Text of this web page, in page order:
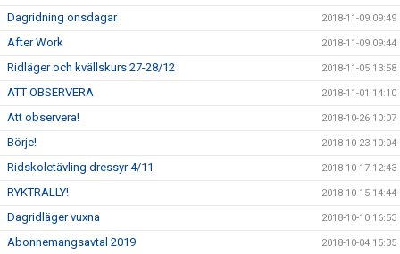
Dagridning onsdagar 2018-11-09 09:49
After Work 2018-11-09 09:44
Ridläger och kvällskurs 27-28/12 2018-11-05 13:58
ATT OBSERVERA 2018-11-01 14:10
Att observera! 2018-10-26 10:07
Börje! 2018-10-23 10:04
Ridskoletävling dressyr 4/11 2018-10-17 12:43
RYKTRALLY! 2018-10-15 14:44
Dagridläger vuxna 2018-10-10 16:53
Abonnemangsavtal 2019 2018-10-04 15:35